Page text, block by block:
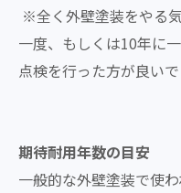
※全く外壁塗装をやる
一度、もしくは10年に
点検を行った方が良いで
期待耐用年数の目安
一般的な外壁塗装で使